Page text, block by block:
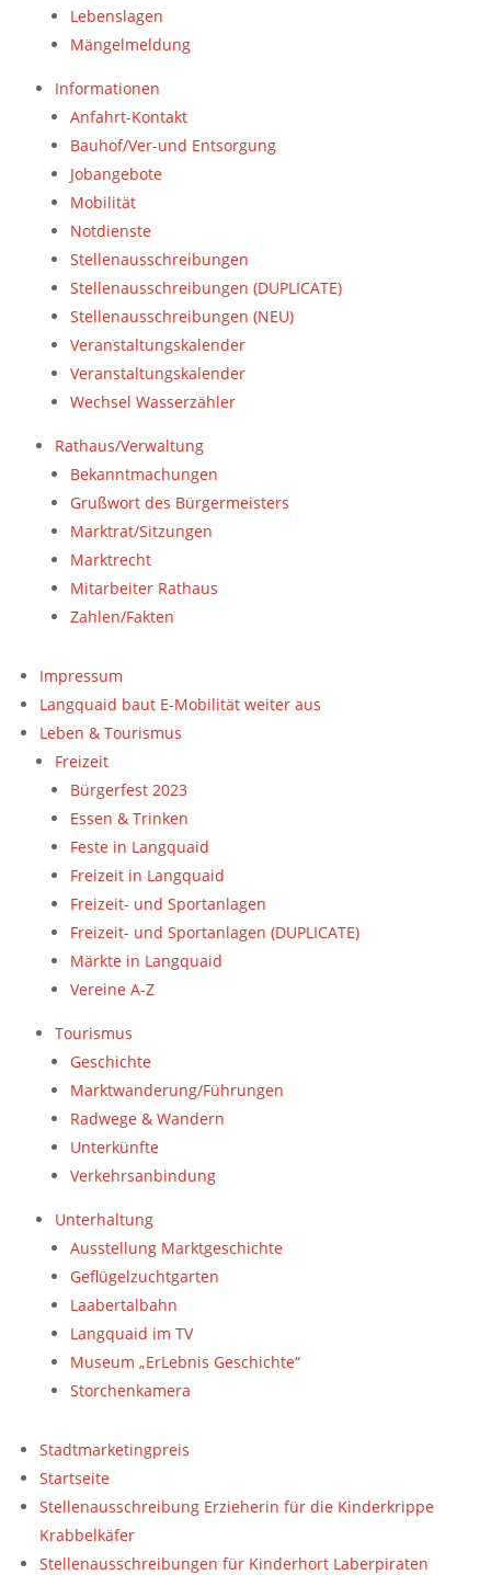
Lebenslagen
Mängelmeldung
Informationen
Anfahrt-Kontakt
Bauhof/Ver-und Entsorgung
Jobangebote
Mobilität
Notdienste
Stellenausschreibungen
Stellenausschreibungen (DUPLICATE)
Stellenausschreibungen (NEU)
Veranstaltungskalender
Veranstaltungskalender
Wechsel Wasserzähler
Rathaus/Verwaltung
Bekanntmachungen
Grußwort des Bürgermeisters
Marktrat/Sitzungen
Marktrecht
Mitarbeiter Rathaus
Zahlen/Fakten
Impressum
Langquaid baut E-Mobilität weiter aus
Leben & Tourismus
Freizeit
Bürgerfest 2023
Essen & Trinken
Feste in Langquaid
Freizeit in Langquaid
Freizeit- und Sportanlagen
Freizeit- und Sportanlagen (DUPLICATE)
Märkte in Langquaid
Vereine A-Z
Tourismus
Geschichte
Marktwanderung/Führungen
Radwege & Wandern
Unterkünfte
Verkehrsanbindung
Unterhaltung
Ausstellung Marktgeschichte
Geflügelzuchtgarten
Laabertalbahn
Langquaid im TV
Museum „ErLebnis Geschichte“
Storchenkamera
Stadtmarketingpreis
Startseite
Stellenausschreibung Erzieherin für die Kinderkrippe
Krabbelkäfer
Stellenausschreibungen für Kinderhort Laberpiraten